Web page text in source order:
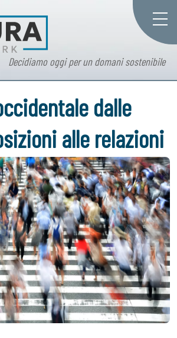
Decidiamo oggi per un domani sostenibile
dalle
alle relazioni